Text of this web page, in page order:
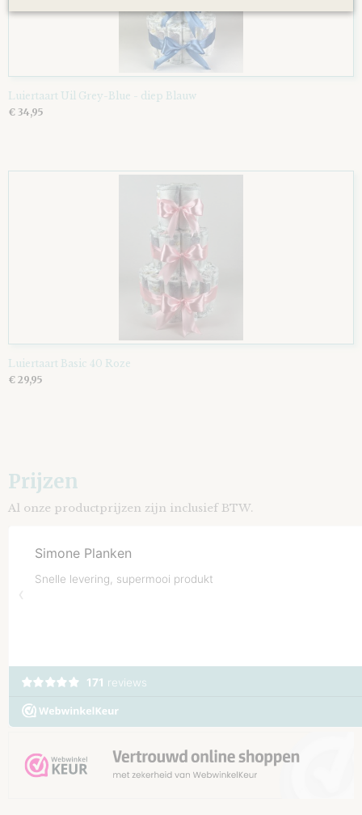
Luiertaart Uil Grey-Blue - diep Blauw
€ 34,95
Luiertaart Basic 40 Roze
€ 29,95
Prijzen
Al onze productprijzen zijn inclusief BTW.